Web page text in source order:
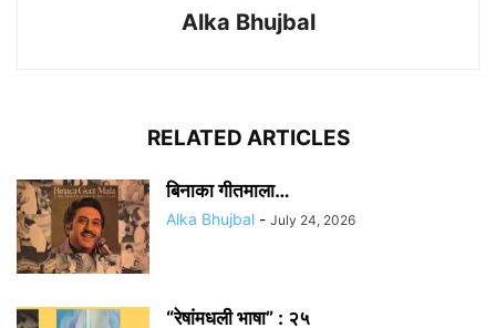
Alka Bhujbal
RELATED ARTICLES
बिनाका गीतमाला…
Alka Bhujbal - July 24, 2026
“रेषांमधली भाषा” : २५